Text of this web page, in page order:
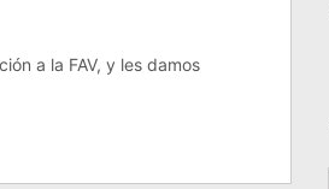
a la FAV, y les damos